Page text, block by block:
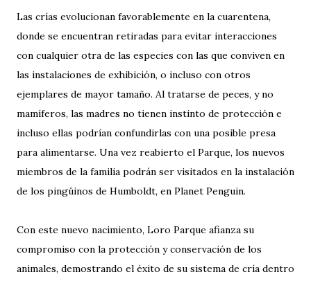
Las crías evolucionan favorablemente en la cuarentena,
donde se encuentran retiradas para evitar interacciones
con cualquier otra de las especies con las que conviven en
las instalaciones de exhibición, o incluso con otros
ejemplares de mayor tamaño. Al tratarse de peces, y no
mamíferos, las madres no tienen instinto de protección e
incluso ellas podrían confundirlas con una posible presa
para alimentarse. Una vez reabierto el Parque, los nuevos
miembros de la familia podrán ser visitados en la instalación
de los pingüinos de Humboldt, en Planet Penguin.
Con este nuevo nacimiento, Loro Parque afianza su
compromiso con la protección y conservación de los
animales, demostrando el éxito de su sistema de cría dentro